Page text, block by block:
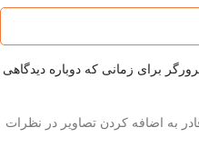
برای زمانی که دوباره دیدگاهی
به اضافه کردن تصاویر در نظرات